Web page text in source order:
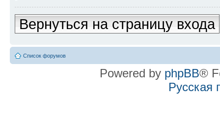
Вернуться на страницу входа
Список форумов
Powered by phpBB®
Русская